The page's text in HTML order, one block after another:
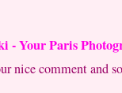
- Your Paris
nice comment and